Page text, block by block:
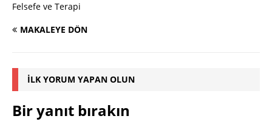
Felsefe ve Terapi
MAKALEYE DÖN
İLK YORUM YAPAN OLUN
Bir yanıt bırakın